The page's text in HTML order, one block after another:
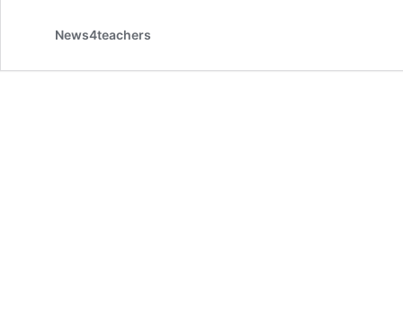
die
News4teachers